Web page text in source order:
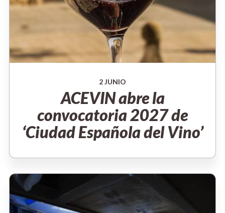
2 JUNIO
ACEVIN abre la
convocatoria 2027 de
‘Ciudad Española del Vino’